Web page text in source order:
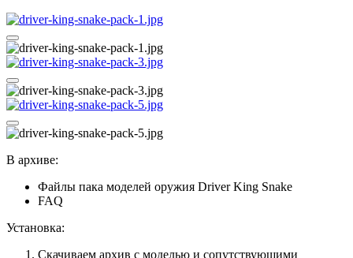
В архиве:
Файлы пака моделей оружия Driver King Snake
FAQ
Установка:
Скачиваем архив с моделью и сопутствующими